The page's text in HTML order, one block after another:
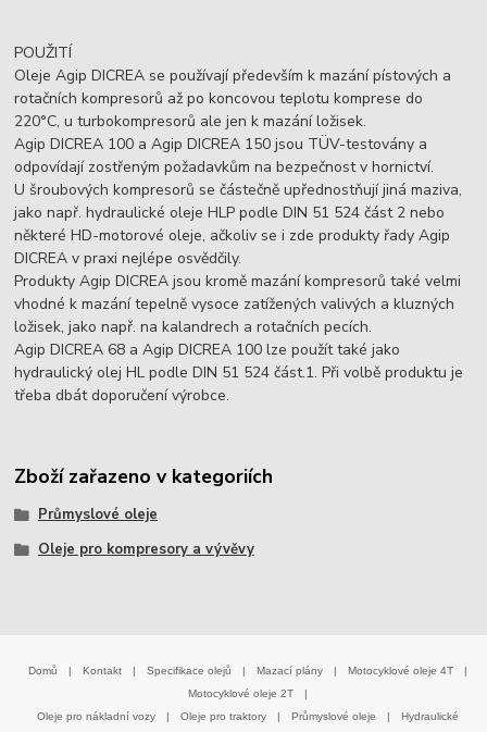
POUŽITÍ
Oleje Agip DICREA se používají především k mazání pístových a
rotačních kompresorů až po koncovou teplotu komprese do
220°C, u turbokompresorů ale jen k mazání ložisek.
Agip DICREA 100 a Agip DICREA 150 jsou TÜV-testovány a
odpovídají zostřeným požadavkům na bezpečnost v hornictví.
U šroubových kompresorů se částečně upřednostňují jiná maziva,
jako např. hydraulické oleje HLP podle DIN 51 524 část 2 nebo
některé HD-motorové oleje, ačkoliv se i zde produkty řady Agip
DICREA v praxi nejlépe osvědčily.
Produkty Agip DICREA jsou kromě mazání kompresorů také velmi
vhodné k mazání tepelně vysoce zatížených valivých a kluzných
ložisek, jako např. na kalandrech a rotačních pecích.
Agip DICREA 68 a Agip DICREA 100 lze použít také jako
hydraulický olej HL podle DIN 51 524 část.1. Při volbě produktu je
třeba dbát doporučení výrobce.
Zboží zařazeno v kategoriích
Průmyslové oleje
Oleje pro kompresory a vývěvy
Domů Kontakt Specifikace olejů Mazací plány Motocyklové oleje 4T
Motocyklové oleje 2T
Oleje pro nákladní vozy
Oleje pro traktory Průmyslové oleje
Hydraulické